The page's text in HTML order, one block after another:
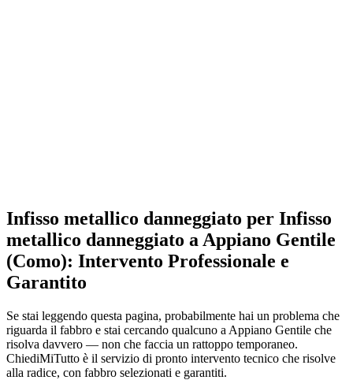
Infisso metallico danneggiato per Infisso
metallico danneggiato a Appiano Gentile
(Como): Intervento Professionale e
Garantito
Se stai leggendo questa pagina, probabilmente hai un problema che
riguarda il fabbro e stai cercando qualcuno a Appiano Gentile che
risolva davvero — non che faccia un rattoppo temporaneo.
ChiediMiTutto è il servizio di pronto intervento tecnico che risolve
alla radice, con fabbro selezionati e garantiti.